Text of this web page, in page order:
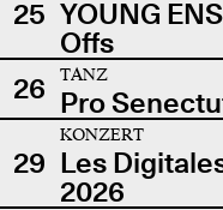
25 YOUNG
Offs
26
TANZ
Pro
29
KONZERT
Les
2026